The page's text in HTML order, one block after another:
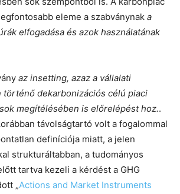
eleme a szabványnak a
elfogadása és azok használatának
az insetting, azaz a vállalati
dekarbonizációs célú piaci
megítélésében is előrelépést hoz..
távolságtartó volt a fogalommal
definíciója miatt, a jelen
strukturáltabban, a tudományos
tartva kezeli a kérdést a GHG
„Actions and Market Instruments